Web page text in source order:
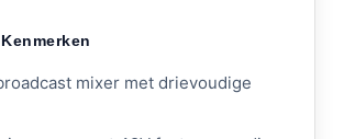
mixer met drievoudige